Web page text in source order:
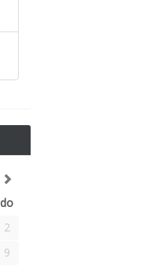
do
2
9